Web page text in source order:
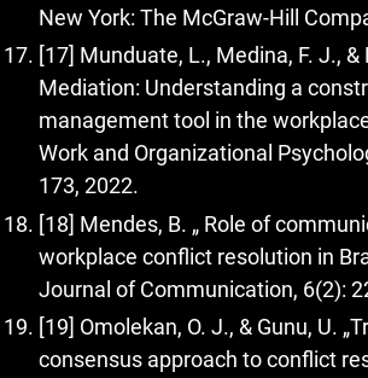
New York: The McGraw-Hill
[17] Munduate, L., Medina, F. J., &
Mediation: Understanding a
management tool in the
Work and Organizational
173, 2022.
[18] Mendes, B. „ Role of
workplace conflict resolution in
Journal of Communication, 6(2):
[19] Omolekan, O. J., & Gunu, U.
consensus approach to conflict